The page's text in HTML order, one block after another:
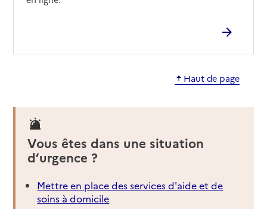
Haut de page
Vous êtes dans une situation
d’urgence ?
Mettre en place des services d'aide et de
soins à domicile